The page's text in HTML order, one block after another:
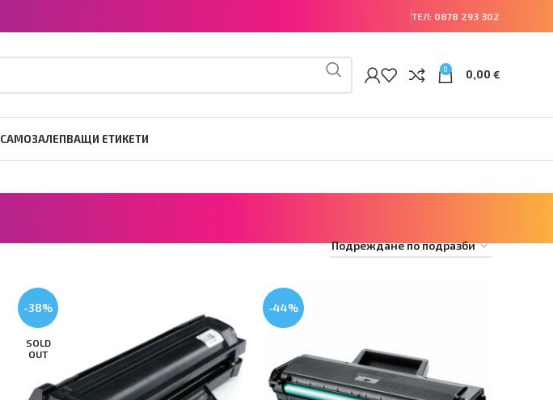
ТЕЛ: 0878 293 302
0 0,00 €
САМОЗАЛЕПВАЩИ ЕТИКЕТИ
-38%
SOLD
OUT
-44%